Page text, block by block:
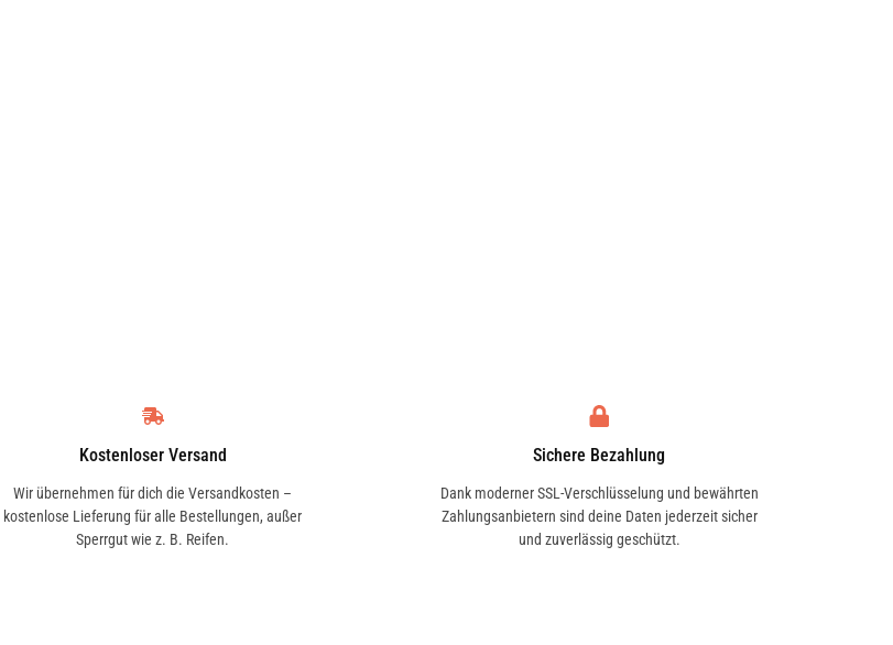
Kostenloser Versand
Wir übernehmen für dich die Versandkosten –
kostenlose Lieferung für alle Bestellungen, außer
Sperrgut wie z. B. Reifen.
Sichere Bezahlung
Dank moderner SSL-Verschlüsselung und bewährten
Zahlungsanbietern sind deine Daten jederzeit sicher
und zuverlässig geschützt.